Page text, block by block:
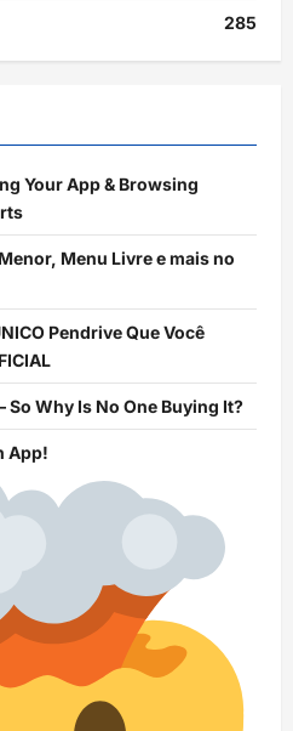
285
Your App & Browsing
Menu Livre e mais no
Pendrive Que Você
So Why Is No One Buying It?
App!